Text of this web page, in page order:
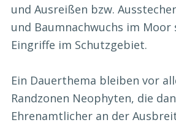
und Ausreißen bzw.
und Baumnachwuchs im Moor
Eingriffe im Schutzgebiet.
Ein Dauerthema bleiben vor
Randzonen Neophyten, die
Ehrenamtlicher an der